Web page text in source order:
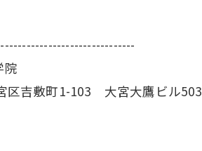
院
区吉敷町1-103 大宮大鷹ビル503